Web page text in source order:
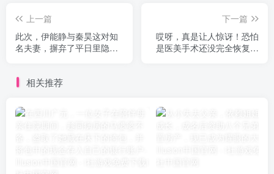
上一篇
此次，伊能静与秦昊这对知
名夫妻，摒弃了平日里隐藏
下的真实面貌。
下一篇
哎呀，真是让人惊讶！恐怕
是医美手术还没完全恢复，
相关推荐